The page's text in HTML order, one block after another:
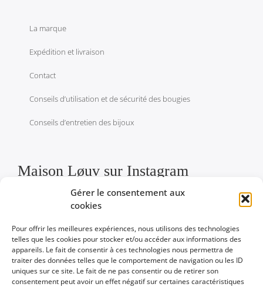
Gérer le consentement aux
cookies
Pour offrir les meilleures expériences, nous utilisons des technologies
telles que les cookies pour stocker et/ou accéder aux informations des
appareils. Le fait de consentir à ces technologies nous permettra de
traiter des données telles que le comportement de navigation ou les ID
uniques sur ce site. Le fait de ne pas consentir ou de retirer son
consentement peut avoir un effet négatif sur certaines caractéristiques
La marque
Expédition et livraison
Contact
Conseils d’utilisation et de sécurité des bougies
Conseils d’entretien des bijoux
Maison Løuv sur Instagram
Politique de confidentialité